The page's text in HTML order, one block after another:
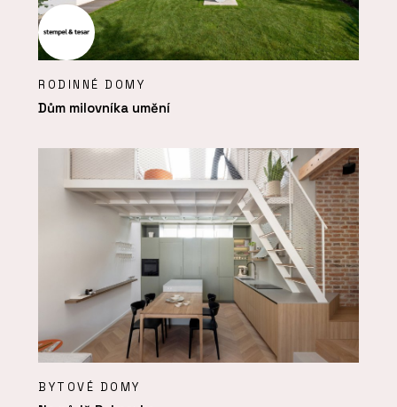
RODINNÉ DOMY
Dům milovníka umění
BYTOVÉ DOMY